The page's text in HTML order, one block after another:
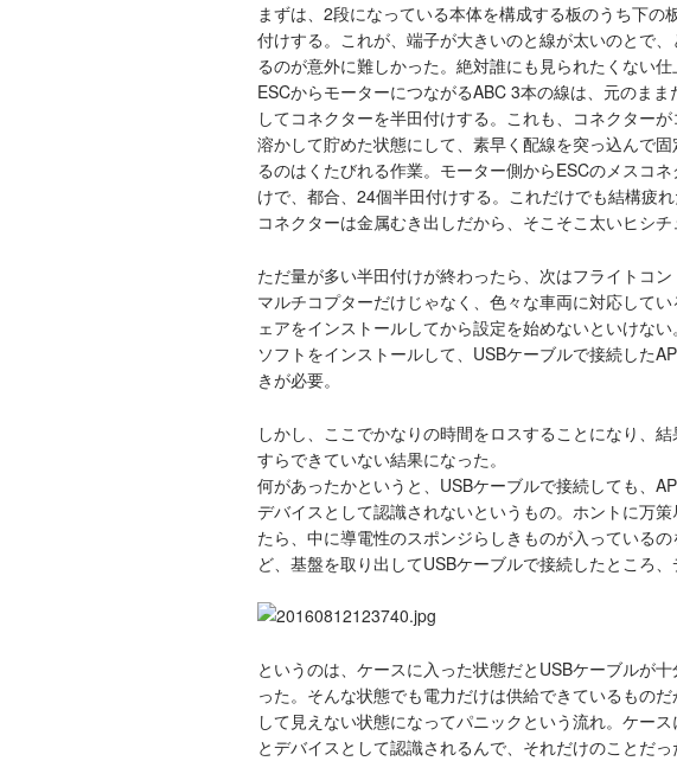
まずは、2段になっている本体を構成する板のうち下の
付けする。これが、端子が大きいのと線が太いのとで
るのが意外に難しかった。絶対誰にも見られたくない仕
ESCからモーターにつながるABC 3本の線は、元のま
してコネクターを半田付けする。これも、コネクター
溶かして貯めた状態にして、素早く配線を突っ込んで
るのはくたびれる作業。モーター側からESCのメスコ
けで、都合、24個半田付けする。これだけでも結構疲れ
コネクターは金属むき出しだから、そこそこ太いヒシ
ただ量が多い半田付けが終わったら、次はフライトコン
マルチコプターだけじゃなく、色々な車両に対応して
ェアをインストールしてから設定を始めないといけな
ソフトをインストールして、USBケーブルで接続した
きが必要。
しかし、ここでかなりの時間をロスすることになり、
すらできていない結果になった。
何があったかというと、USBケーブルで接続しても、
デバイスとして認識されないというもの。ホントに万
たら、中に導電性のスポンジらしきものが入っている
ど、基盤を取り出してUSBケーブルで接続したところ、
というのは、ケースに入った状態だとUSBケーブルが
った。そんな状態でも電力だけは供給できているもの
して見えない状態になってパニックという流れ。ケー
とデバイスとして認識されるんで、それだけのことだっ